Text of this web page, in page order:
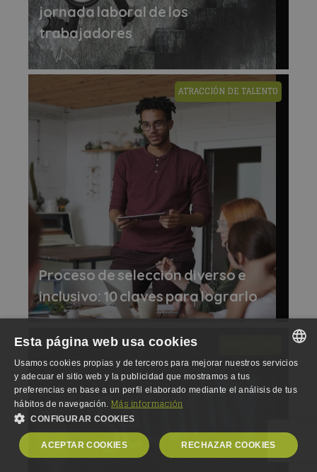
jornada laboral de los
trabajadores
Proceso de selección diverso e
inclusivo: 10 claves para lograrlo
ATRACCIÓN DE TALENTO
GERMAN
Esta página web usa cookies
Usamos cookies propias y de terceros para mejorar nuestros servicios
y adecuar el sitio web y la publicidad que mostramos a tus
preferencias en base a un perfil elaborado mediante el análisis de tus
hábitos de navegación. Más información
CONFIGURAR COOKIES
ACEPTAR COOKIES RECHAZAR COOKIES